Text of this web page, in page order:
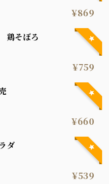
¥869
鶏そぼろ
¥759
¥660
ダ
¥539